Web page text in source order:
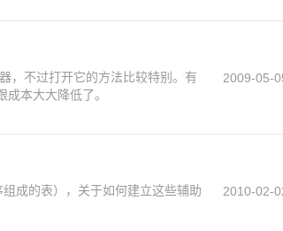
，不过打开它的方法比较特别。有
本大大降低了。
2009-05-
成的表），关于如何建立这些辅助
2010-02-